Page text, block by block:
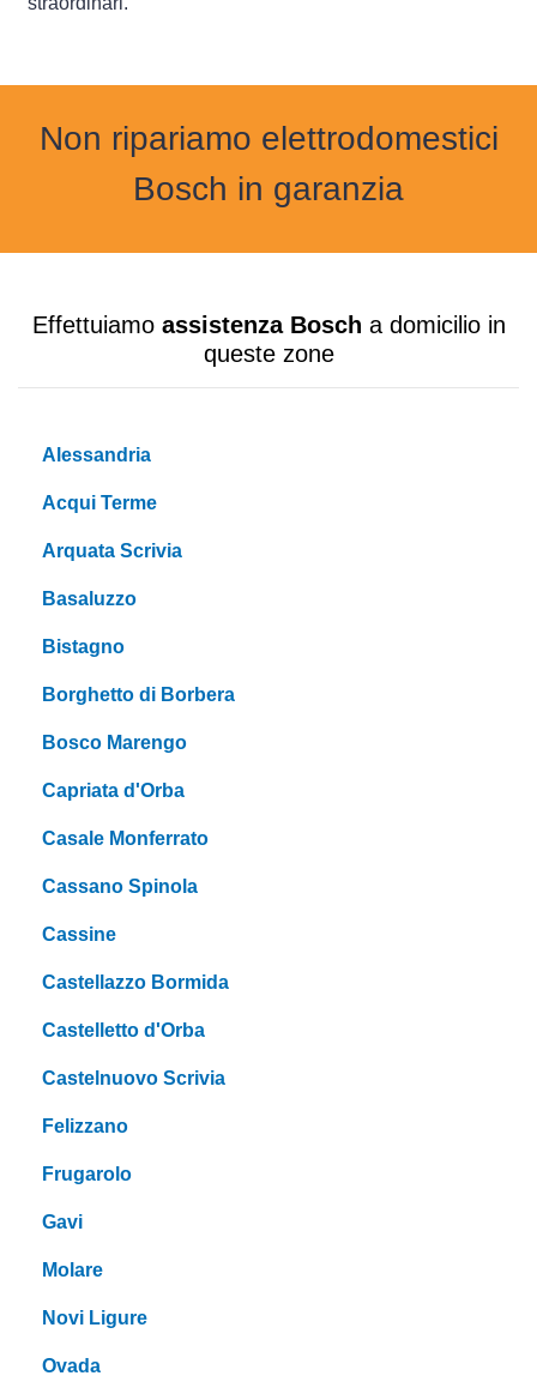
Non ripariamo elettrodomestici
Bosch in garanzia
Effettuiamo assistenza Bosch a domicilio in
queste zone
Alessandria
Acqui Terme
Arquata Scrivia
Basaluzzo
Bistagno
Borghetto di Borbera
Bosco Marengo
Capriata d'Orba
Casale Monferrato
Cassano Spinola
Cassine
Castellazzo Bormida
Castelletto d'Orba
Castelnuovo Scrivia
Felizzano
Frugarolo
Gavi
Molare
Novi Ligure
Ovada